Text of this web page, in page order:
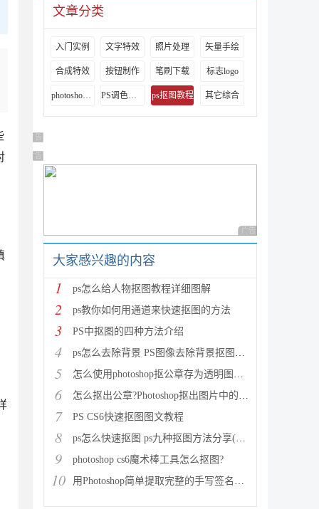
文章分类
入门实例 文字特效 照片处理 矢量手绘
合成特效 按钮制作 笔刷下载 标志logo
photoshop视频教程 PS调色教程 ps抠图教程 其它综合
广告 商业广告，理性选择
广告 商业广告，理性选择
广告 商业广告，理性
大家感兴趣的内容
1 ps怎么给人物抠图教程详细图解
2 ps教你如何用通道来快速抠图的方法
3 PS中抠图的四种方法介绍
4 ps怎么去除背景 PS图像去除背景抠图示例
5 怎么使用photoshop抠公章存为透明图片？PS抠公章存为
6 怎么抠出公章?Photoshop抠出图片中的公章教程
7 PS CS6快速抠图图文教程
8 ps怎么快速抠图 ps九种抠图方法分享(附实例教程)
9 photoshop cs6魔术棒工具怎么抠图?
10 用Photoshop简单提取完整的手写签名的方法